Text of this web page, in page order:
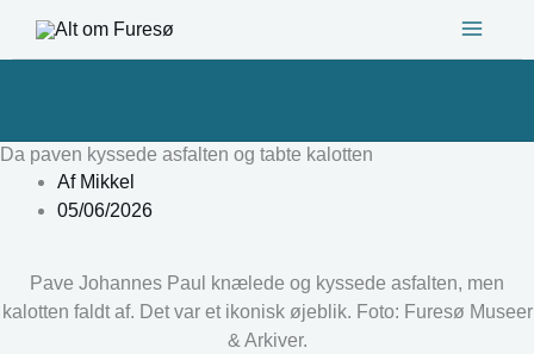
Da paven kyssede asfalten og tabte kalotten
AfMikkel
05/06/2026
Pave Johannes Paul knælede og kyssede asfalten, men
kalotten faldt af. Det var et ikonisk øjeblik. Foto: Furesø Museer
& Arkiver.